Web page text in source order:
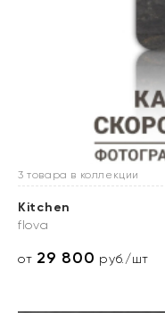
3 товара в коллекции
Kitchen
flova
от 29 800 руб./шт